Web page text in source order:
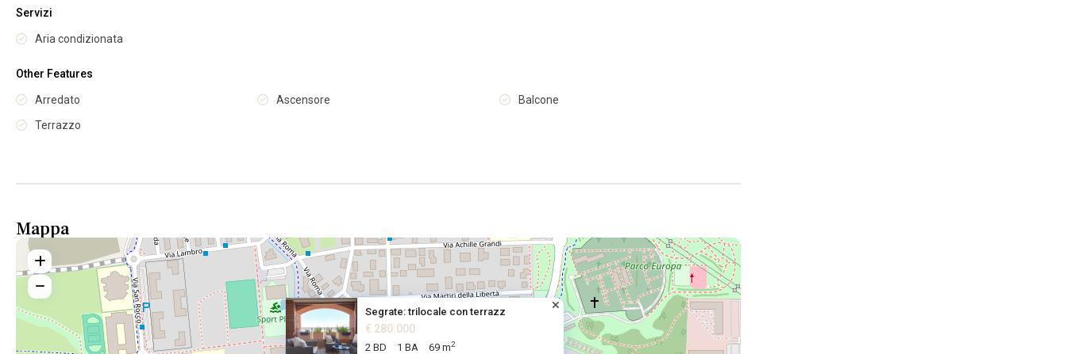
Servizi
Aria condizionata
Other Features
Arredato Ascensore
Balcone
Terrazzo
Mappa
Segrate: trilocale con terrazz
€ 280.000
2 BD 1 BA 69 m2